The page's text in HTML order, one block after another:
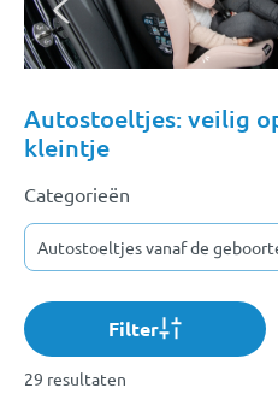
Autostoeltjes: veilig
kleintje
Categorieën
Autostoeltjes vanaf de
Filter
29 resultaten